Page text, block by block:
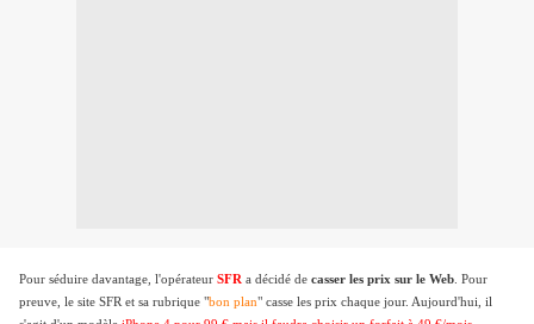
Pour séduire davantage, l'opérateur SFR a décidé de casser les prix sur le Web . Pour
preuve, le site SFR et sa rubrique "bon plan" casse les prix chaque jour. Aujourd'hui, il